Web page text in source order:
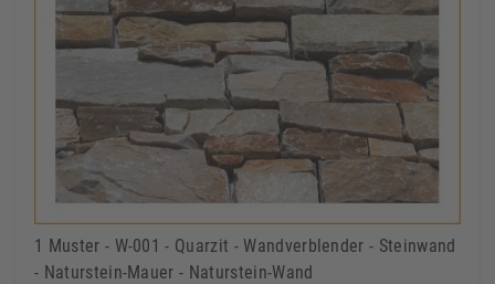
1 Muster - W-001 - Quarzit - Wandverblender - Steinwand
- Naturstein-Mauer - Naturstein-Wand